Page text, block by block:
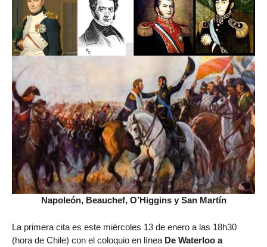
Napoleón, Beauchef, O’Higgins y San Martín
La primera cita es este miércoles 13 de enero a las 18h30
(hora de Chile) con el coloquio en línea De Waterloo a